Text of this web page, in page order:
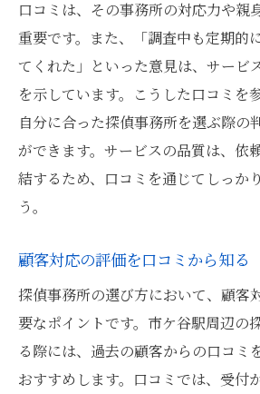
口コミは、その事務所の対応力や親
重要です。また、「調査中も定期的
てくれた」といった意見は、サービ
を示しています。こうした口コミを
自分に合った探偵事務所を選ぶ際の
ができます。サービスの品質は、依
結するため、口コミを通じてしっか
う。
顧客対応の評価を口コミから知る
探偵事務所の選び方において、顧客
要なポイントです。市ケ谷駅周辺の
る際には、過去の顧客からの口コミ
おすすめします。口コミでは、受付